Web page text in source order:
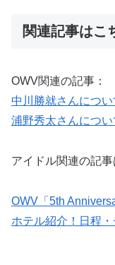
関連記事はこ
OWV関連の記事：
中川勝就さんについ
浦野秀太さんについ
アイドル関連の記事
OWV「5th
ホテル紹介！日程